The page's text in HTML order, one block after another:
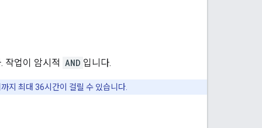
작업이 암시적 AND 입니다.
지 최대 36시간이 걸릴 수 있습니다.